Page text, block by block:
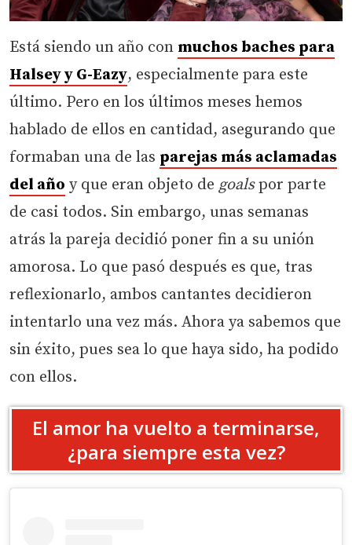
Está siendo un año con muchos baches para
Halsey y G-Eazy, especialmente para este
último. Pero en los últimos meses hemos
hablado de ellos en cantidad, asegurando que
formaban una de las parejas más aclamadas
del año y que eran objeto de goalspor parte
de casi todos. Sin embargo, unas semanas
atrás la pareja decidió poner fin a su unión
amorosa. Lo que pasó después es que, tras
reflexionarlo, ambos cantantes decidieron
intentarlo una vez más. Ahora ya sabemos que
sin éxito, pues sea lo que haya sido, ha podido
con ellos.
El amor ha vuelto a terminarse,
¿para siempre esta vez?